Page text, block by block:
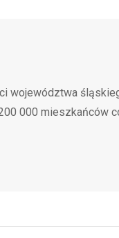
województwa
000 mieszkańców